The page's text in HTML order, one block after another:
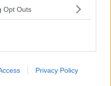
Opt Outs
Privacy Policy